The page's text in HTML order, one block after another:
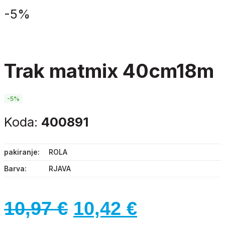
-5%
trak matmix 40cm18m
-5%
Koda: 400891
pakiranje
ROLA
Barva
RJAVA
10,97€ Izvirna
10,42 €Trenutna